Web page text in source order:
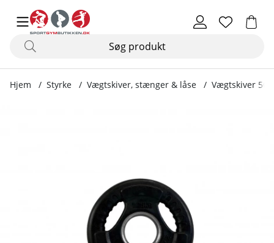
Hjem Styrke Vægtskiver, stænger & låse Vægtskiver 50